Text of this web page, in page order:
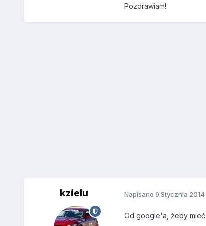
Pozdrawiam!
kzielu Napisano 9 Stycznia 2014
Od google'a, żeby mieć